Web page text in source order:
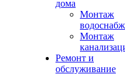
дома
Монтаж
Монтаж
Ремонт и
обслуживание